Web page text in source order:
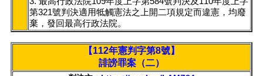
第321號判決適用牴觸憲法之上開二項規定而違憲，均廢
棄，發回最高行政法院。
【112年憲判字第8號】
誹謗罪案（二）